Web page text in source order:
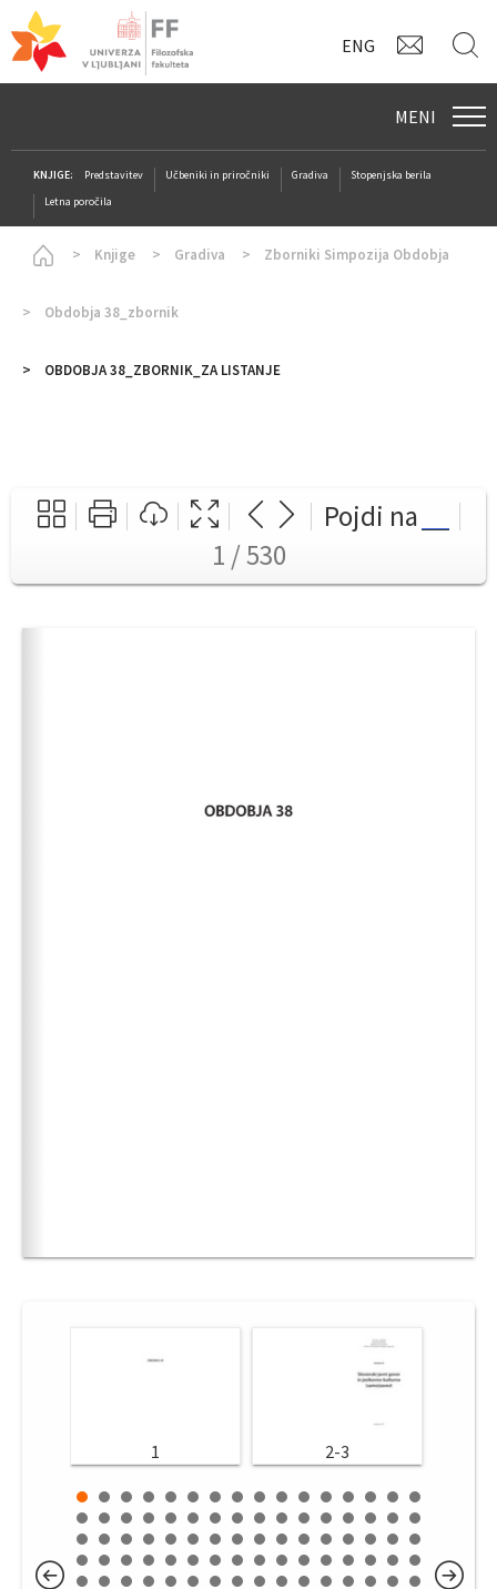
ENG
MENI
KNJIGE: Predstavitev Učbeniki in priročniki Gradiva
Stopenjska berila
Letna poročila
Homepage
Knjige Gradiva Zborniki Simpozija Obdobja
Obdobja 38_zbornik
OBDOBJA 38_ZBORNIK_ZA LISTANJE
Pojdi na
1 / 530
1 2-3